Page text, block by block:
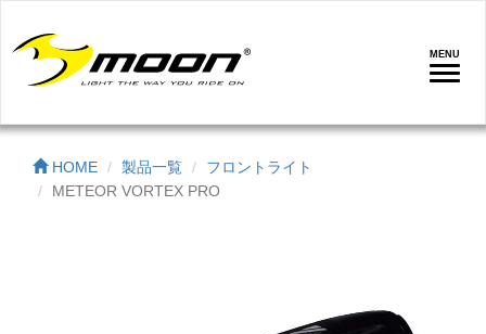
MENU
ナ
ゲ
HOME 製品一覧
フロントライト
METEOR VORTEX PRO